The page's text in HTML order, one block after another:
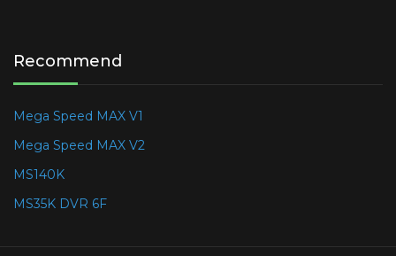
Recommend
Mega Speed MAX V1
Mega Speed MAX V2
MS140K
MS35K DVR 6F